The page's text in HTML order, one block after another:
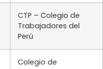
CTP – Colegio de
Trabajadores del
Perú
Colegio de